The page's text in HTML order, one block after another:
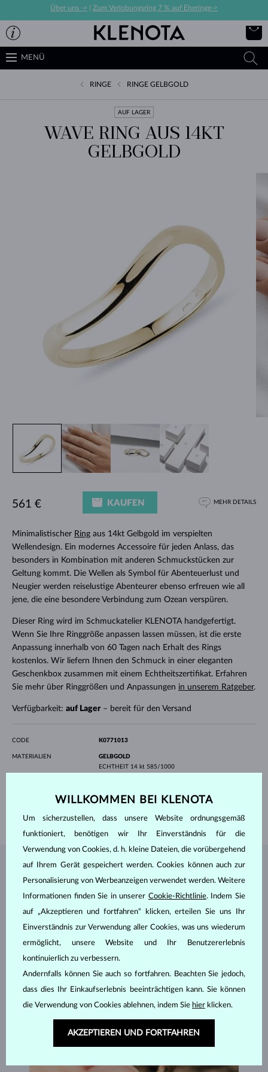
Über uns -> Zum Verlobungsring 7 % auf Eheringe->
MENÜ
RINGE RINGE GELBGOLD
AUF LAGER
WAVE RING AUS 14KT
GELBGOLD
Minimalistischer Ringaus 14kt Gelbgold im verspielten
Wellendesign. Ein modernes Accessoire für jeden Anlass, das
besonders in Kombination mit anderen Schmuckstücken zur
Geltung kommt. Die Wellen als Symbol für Abenteuerlust und
Neugier werden reiselustige Abenteurer ebenso erfreuen wie all
jene, die eine besondere Verbindung zum Ozean verspüren.
Dieser Ring wird im Schmuckatelier KLENOTA handgefertigt.
Wenn Sie Ihre Ringgröße anpassen lassen müssen, ist die erste
Anpassung innerhalb von 60 Tagen nach Erhalt des Rings
kostenlos. Wir liefern Ihnen den Schmuck in einer eleganten
Geschenkbox zusammen mit einem Echtheitszertifikat. Erfahren
Sie mehr über Ringgrößen und Anpassungen in unserem Ratgeber.
Verfügbarkeit: auf Lager– bereit für den Versand
561 € KAUFEN MEHR DETAILS
CODE K0771013
MATERIALIEN
GELBGOLD
ECHTHEIT 14 kt 585/1000
2.0 mm
GEWICHT 1.40 g
SCHMUCK AUS DEMKLENOTA ATELIER
WILLKOMMEN BEI KLENOTA
Um sicherzustellen, dass unsere Website ordnungsgemäß
funktioniert, benötigen wir Ihr Einverständnis für die
Verwendung von Cookies, d. h. kleine Dateien, die vorübergehend
auf Ihrem Gerät gespeichert werden. Cookies können auch zur
Personalisierung von Werbeanzeigen verwendet werden. Weitere
Informationen finden Sie in unserer Cookie-Richtlinie. Indem Sie
auf „Akzeptieren und fortfahren“ klicken, erteilen Sie uns Ihr
Einverständnis zur Verwendung aller Cookies, was uns wiederum
ermöglicht, unsere Website und Ihr Benutzererlebnis
kontinuierlich zu verbessern.
Andernfalls können Sie auch so fortfahren. Beachten Sie jedoch,
dass dies Ihr Einkaufserlebnis beeinträchtigen kann. Sie können
die Verwendung von Cookies ablehnen, indem Sie hier klicken.
AKZEPTIEREN UND FORTFAHREN